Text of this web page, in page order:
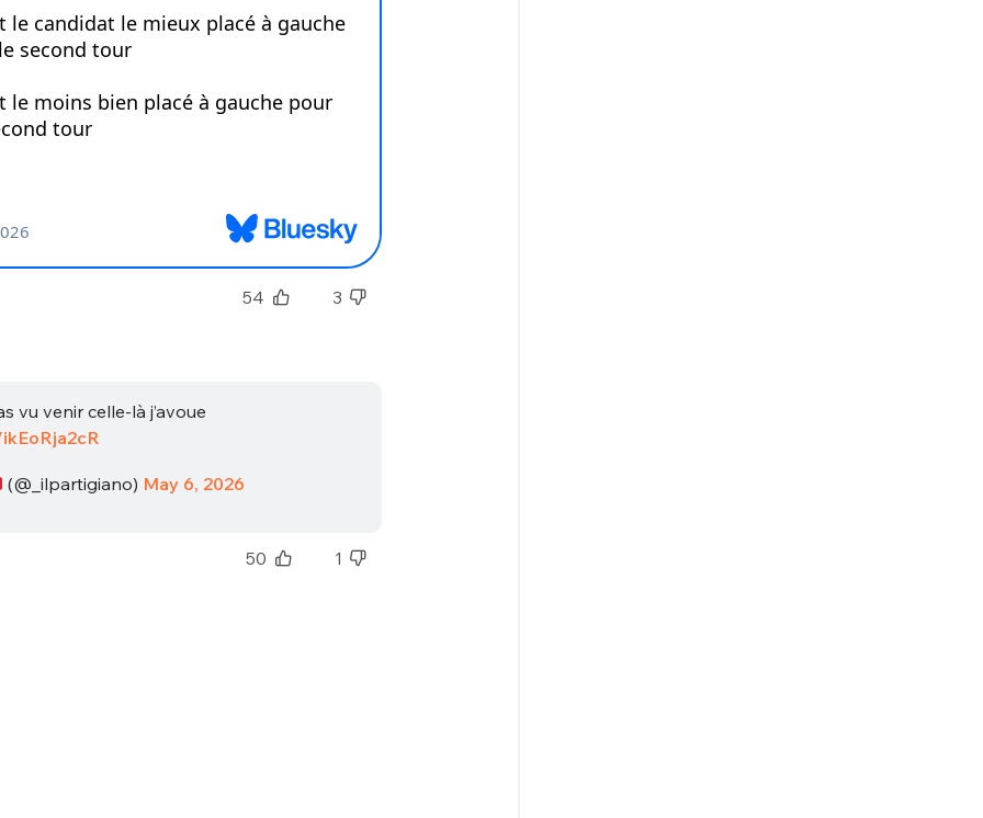
54 3
vu venir celle-là j’avoue
(@_ilpartigiano) May 6, 2026
50 1
PSEUDO
MOT DE PASSE
proposer ?
ME CONNECTER